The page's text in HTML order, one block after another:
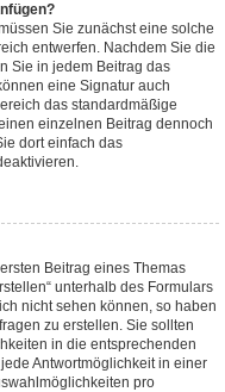
Sie zunächst eine solche
entwerfen. Nachdem Sie die
Sie in jedem Beitrag das
eine Signatur auch
das standardmäßige
einzelnen Beitrag dennoch
dort einfach das
Beitrag eines Themas
unterhalb des Formulars
nicht sehen können, so haben
zu erstellen. Sie sollten
in die entsprechenden
Antwortmöglichkeit in einer
pro